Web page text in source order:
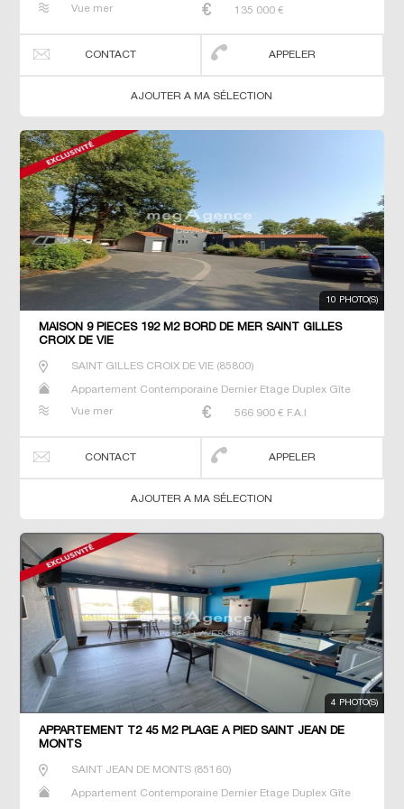
T3 T4 Villa
Vue mer 135 000 €
CONTACT APPELER
AJOUTER A MA SÉLECTION
10 PHOTO(S)
MAISON 9 PIECES 192 M2 BORD DE MER SAINT GILLES
CROIX DE VIE
SAINT GILLES CROIX DE VIE(85800)
Appartement Contemporaine Dernier Etage Duplex Gîte
T3 T4 Villa
Vue mer 566 900 € F.A.I
CONTACT APPELER
AJOUTER A MA SÉLECTION
4 PHOTO(S)
APPARTEMENT T2 45 M2 PLAGE À PIED SAINT JEAN DE
MONTS
SAINT JEAN DE MONTS(85160)
Appartement Contemporaine Dernier Etage Duplex Gîte